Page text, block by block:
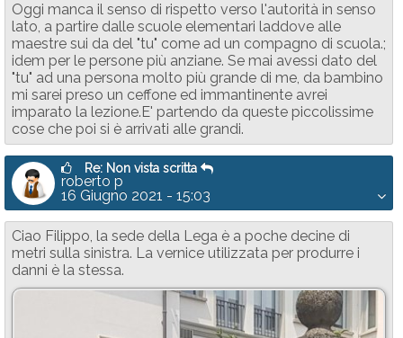
Oggi manca il senso di rispetto verso l'autorità in senso
lato, a partire dalle scuole elementari laddove alle
maestre sui da del "tu" come ad un compagno di scuola.;
idem per le persone più anziane. Se mai avessi dato del
"tu" ad una persona molto più grande di me, da bambino
mi sarei preso un ceffone ed immantinente avrei
imparato la lezione.E' partendo da queste piccolissime
cose che poi si è arrivati alle grandi.
Re: Non vista scritta
roberto p
16 Giugno 2021 - 15:03
Ciao Filippo, la sede della Lega è a poche decine di
metri sulla sinistra. La vernice utilizzata per produrre i
danni è la stessa.